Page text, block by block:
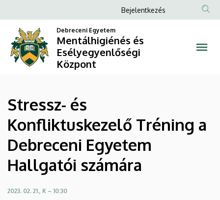
Konfliktuskezelő
Tréning
Debreceni
Egyetem
Hallgatói
számára
a
tartalomra
Anonim
fiók
menüje
Bejelentkezés
Debreceni Egyetem
Mentálhigiénés és
Esélyegyenlőségi
Központ
Stressz- és
Konfliktuskezelő Tréning a
Debreceni Egyetem
Hallgatói számára
2023. 02. 21., K – 10:30